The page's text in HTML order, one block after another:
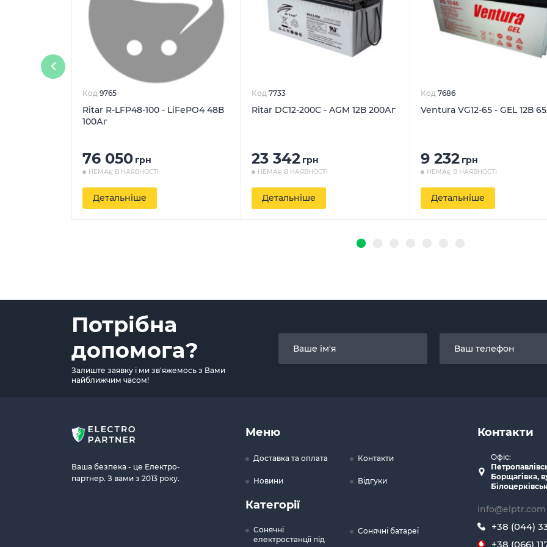
Код 9765
Ritar R-LFP48-100 - LiFePO4 48В
100Аг
76 050 грн
НЕМАЄ В НАЯВНОСТІ
Детальніше
Код 7733
Ritar DC12-200C - AGM 12В 200Аг
23 342 грн
НЕМАЄ В НАЯВНОСТІ
Детальніше
Код 7686
Ventura VG12-65 - GEL 12В
9 232 грн
НЕМАЄ В НАЯВНОСТІ
Детальніше
Потрібна
допомога?
Залиште заявку і ми зв'яжемось з Вами
найближчим часом!
Ваша безпека - це Електро-
партнер. З вами з 2013 року.
Меню
Доставка та оплата Контакти
Новини Відгуки
Категорії
Сонячні
електростанції під
Сонячні батареї
Контакти
Офіс:
Борщагівка,
info@elptr.com
+38 (044)
+38 (066)